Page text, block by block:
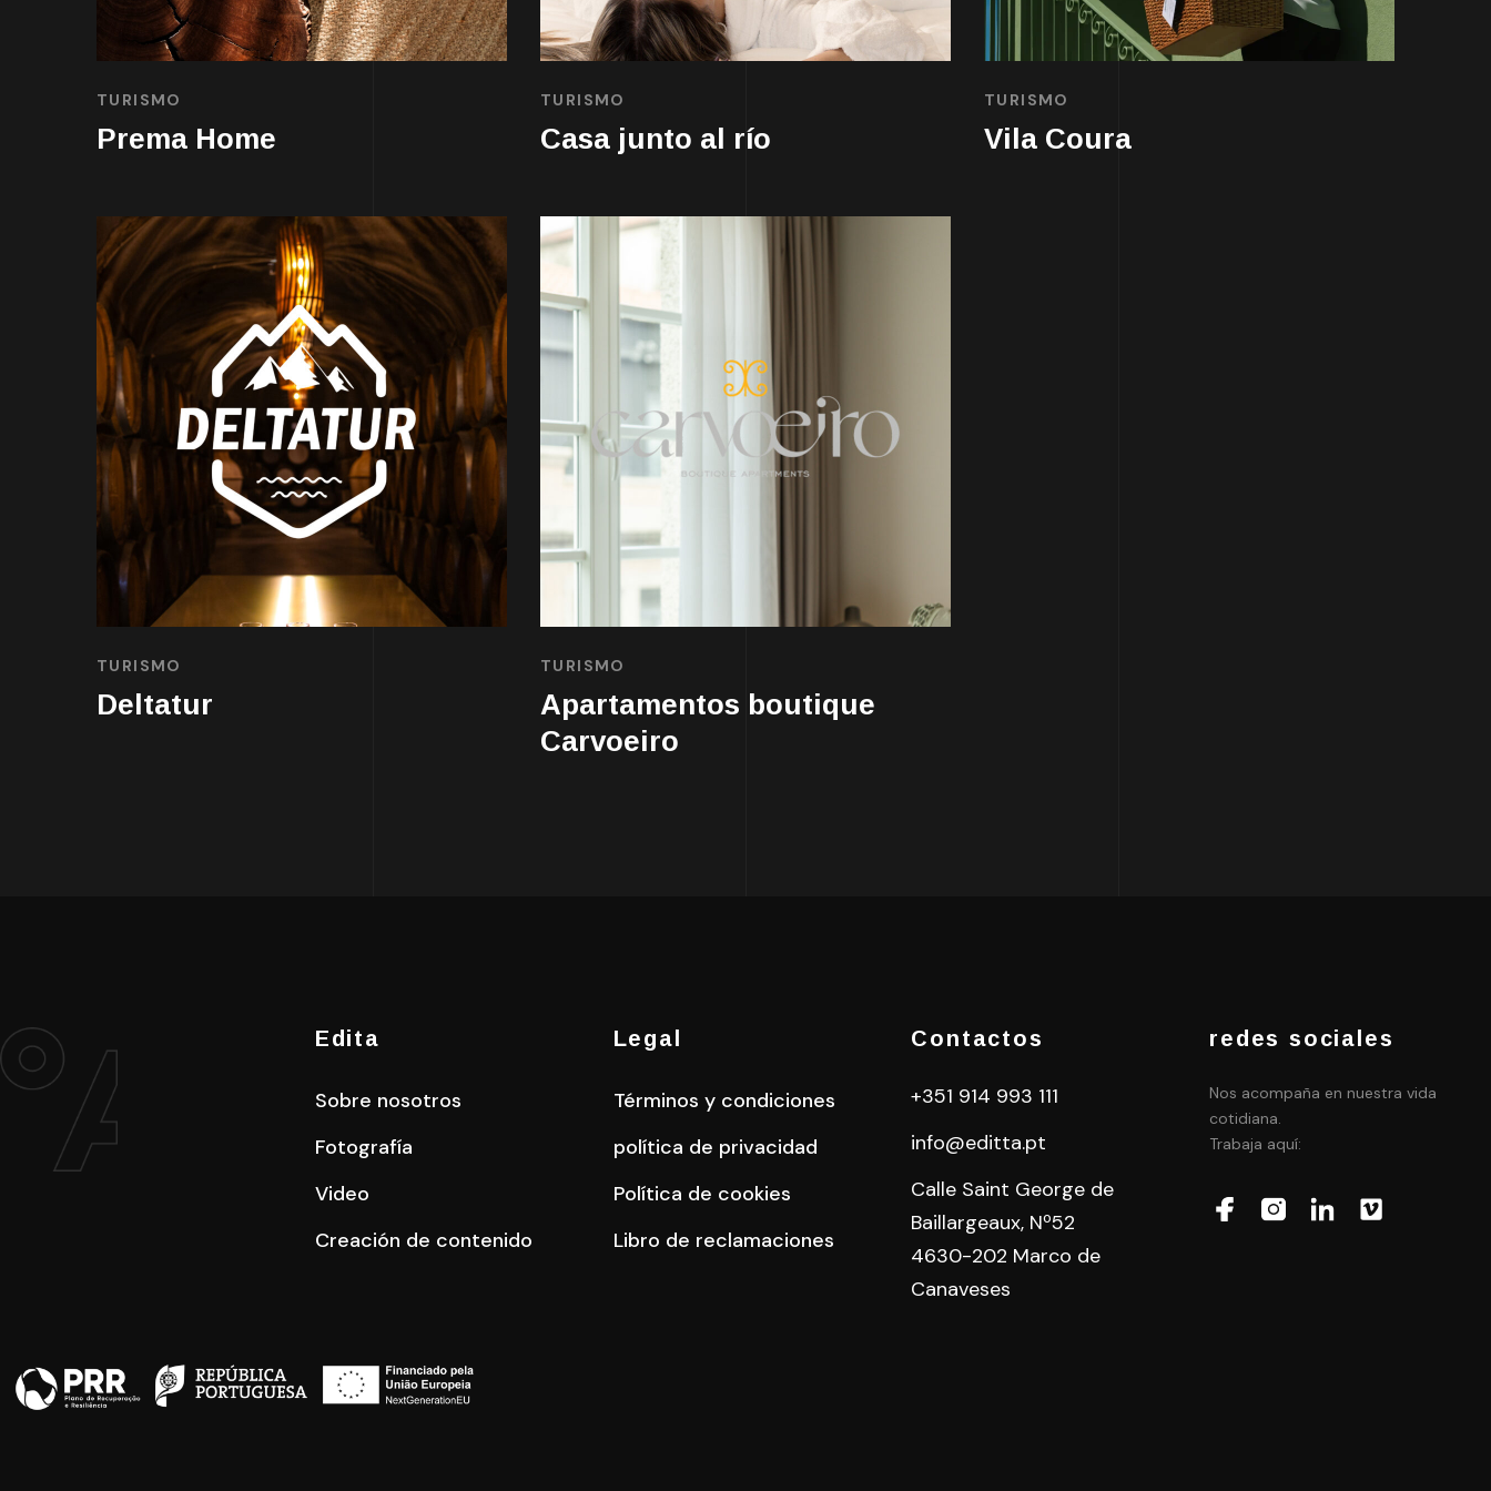
TURISMO
Prema Home
TURISMO
Casa junto al río
TURISMO
Vila Coura
TURISMO
Deltatur
TURISMO
Apartamentos boutique
Carvoeiro
Edita
Sobre nosotros
Fotografía
Video
Creación de contenido
Legal
Términos y condiciones
política de privacidad
Política de cookies
Libro de reclamaciones
Contactos
+351 914 993 111
info@editta.pt
Calle Saint George de
Baillargeaux, Nº52
4630-202 Marco de
Canaveses
redes sociales
Nos acompaña en nuestra vida
cotidiana.
Trabaja aquí: